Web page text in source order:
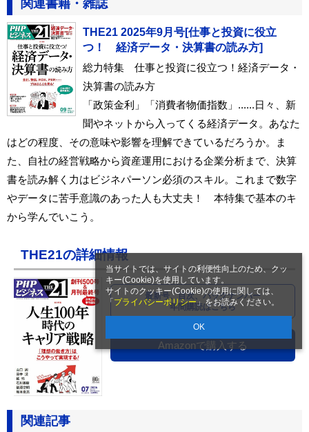
当サイトでは、サイトの利便性向上のため、クッ
キー(Cookie)を使用しています。
サイトのクッキー(Cookie)の使用に関しては、
「 プライバシーポリシー」をお読みください。
OK
関連書籍・雑誌
THE21 2025年9月号[仕事と投資に役立
つ！ 経済データ・決算書の読み方]
総力特集 仕事と投資に役立つ！経済データ・
決算書の読み方
「政策金利」「消費者物価指数」......日々、新
聞やネットから入ってくる経済データ。あなた
はどの程度、その意味や影響を理解できているだろうか。ま
た、自社の経営戦略から資産運用における企業分析まで、決算
書を読み解く力はビジネパーソン必須のスキル。これまで数字
やデータに苦手意識のあった人も大丈夫！ 本特集で基本のキ
から学んでいこう。
THE21の詳細情報
最新号、目次、バックナンバー
年間購読はこちら
Amazonで購入する
関連記事